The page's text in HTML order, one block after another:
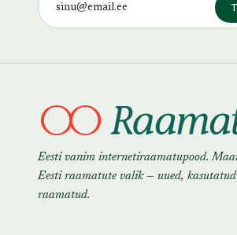
Eesti vanim internetiraamatupood.
Eesti raamatute valik — uued,
raamatud.